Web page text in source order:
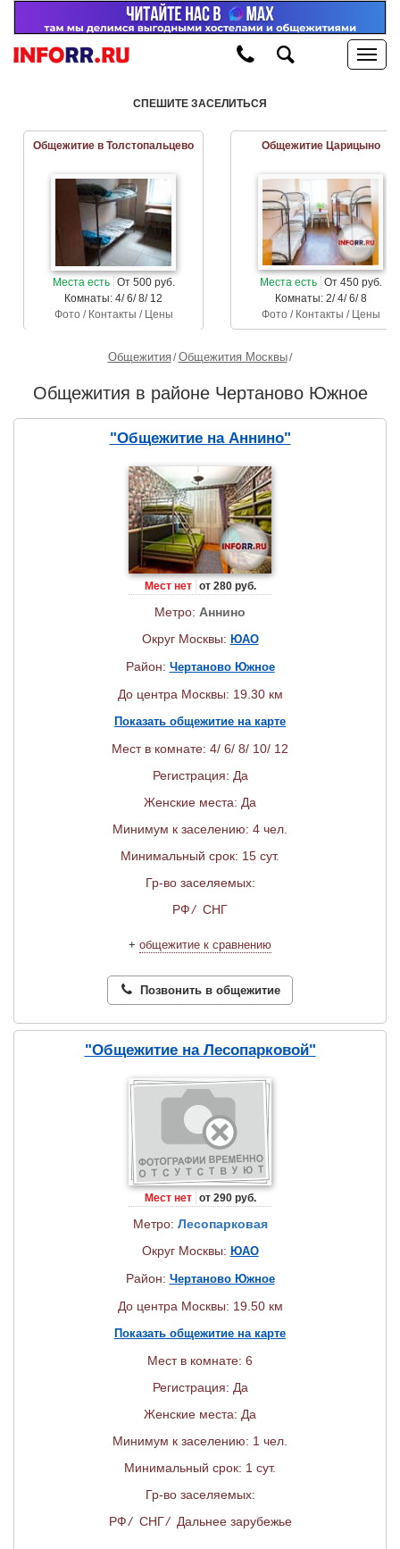
СПЕШИТЕ ЗАСЕЛИТЬСЯ
Общежитие в Толстопальцево
Места есть От 500 руб.
Комнаты: 4/ 6/ 8/ 12
Фото / Контакты / Цены
Общежитие Царицыно
Места есть От 450 руб.
Комнаты: 2/ 4/ 6/ 8
Фото / Контакты / Цены
Общежития Общежития Москвы
Общежития в районе Чертаново Южное
"Общежитие на Аннино"
Мест нет от 280 руб.
Метро: Аннино
Округ Москвы: ЮАО
Район: Чертаново Южное
До центра Москвы: 19.30 км
Показать общежитие на карте
Мест в комнате: 4/ 6/ 8/ 10/ 12
Регистрация: Да
Женские места: Да
Минимум к заселению: 4 чел.
Минимальный срок: 15 сут.
Гр-во заселяемых:
РФ/ СНГ
+ общежитие к сравнению
Позвонить в общежитие
"Общежитие на Лесопарковой"
Мест нет от 290 руб.
Метро: Лесопарковая
Округ Москвы: ЮАО
Район: Чертаново Южное
До центра Москвы: 19.50 км
Показать общежитие на карте
Мест в комнате: 6
Регистрация: Да
Женские места: Да
Минимум к заселению: 1 чел.
Минимальный срок: 1 сут.
Гр-во заселяемых:
РФ/ СНГ/ Дальнее зарубежье